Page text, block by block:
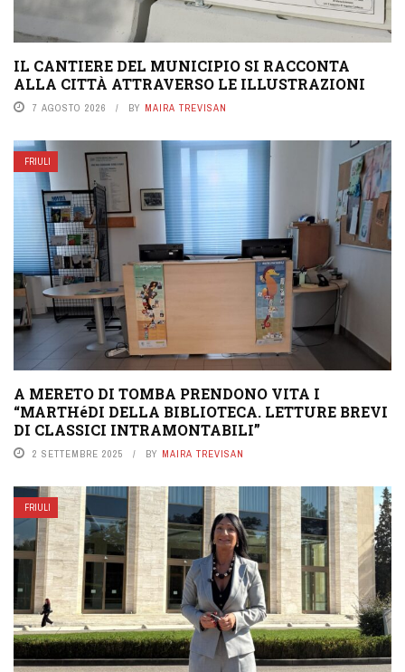
IL CANTIERE DEL MUNICIPIO SI RACCONTA
ALLA CITTÀ ATTRAVERSO LE ILLUSTRAZIONI
7 AGOSTO 2026 BY MAIRA TREVISAN
FRIULI
A MERETO DI TOMBA PRENDONO VITA I
“MARTHéDI DELLA BIBLIOTECA. LETTURE BREVI
DI CLASSICI INTRAMONTABILI”
2 SETTEMBRE 2025 BY MAIRA TREVISAN
FRIULI